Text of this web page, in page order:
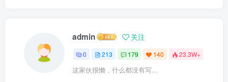
admin 关注
0 213 179 140 23.3W+
这家伙很懒，什么都没有写...